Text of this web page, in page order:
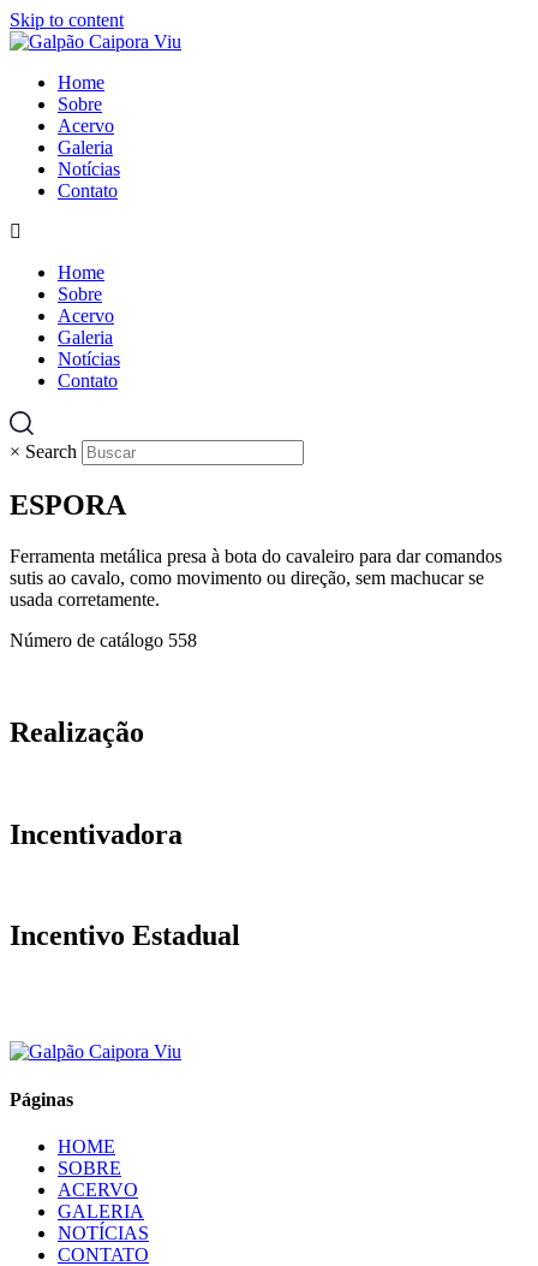
Skip to content
Home
Sobre
Acervo
Galeria
Notícias
Contato
Home
Sobre
Acervo
Galeria
Notícias
Contato
× Search
ESPORA
Ferramenta metálica presa à bota do cavaleiro para dar comandos
sutis ao cavalo, como movimento ou direção, sem machucar se
usada corretamente.
Número de catálogo 558
Realização
Incentivadora
Incentivo Estadual
Páginas
HOME
SOBRE
ACERVO
GALERIA
NOTÍCIAS
CONTATO